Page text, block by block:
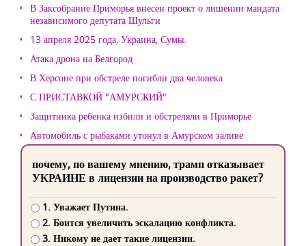
В Заксобрание Приморья внесен проект о лишении мандата
независимого депутата Шульги
13 апреля 2025 года, Украина, Сумы.
Атака дрона на Белгород
В Херсоне при обстреле погибли два человека
С ПРИСТАВКОЙ "АМУРСКИЙ"
Защитника ребенка избили и обстреляли в Приморье
Автомобиль с рыбаками утонул в Амурском заливе
почему, по вашему мнению, трамп отказывает
УКРАИНЕ в лицензии на производство ракет?
1. Уважает Путина.
2. Боится увеличить эскалацию конфликта.
3. Никому не дает такие лицензии.